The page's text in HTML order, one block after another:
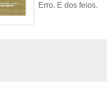
Erro. E dos feios.